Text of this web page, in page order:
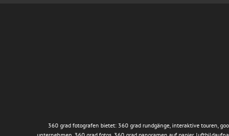
360 grad fotografen bietet: 360 grad rundgänge, interaktive touren,